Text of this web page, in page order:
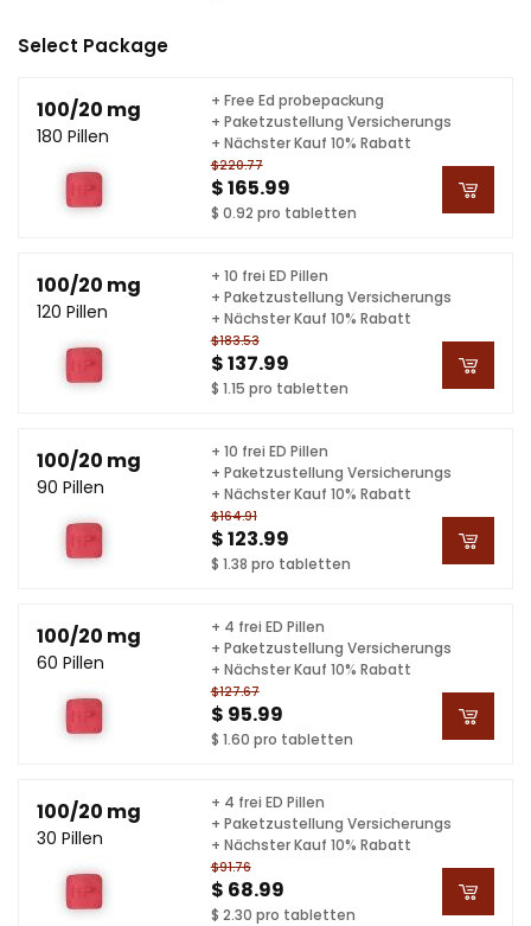
Select Package
100/20 mg
180 Pillen
$220.77
$ 165.99
$ 0.92 pro tabletten
+ Free Ed probepackung
+ Paketzustellung Versicherungs
+ Nächster Kauf 10% Rabatt
100/20 mg
120 Pillen
$183.53
$ 137.99
$ 1.15 pro tabletten
+ 10 frei ED Pillen
+ Paketzustellung Versicherungs
+ Nächster Kauf 10% Rabatt
100/20 mg
90 Pillen
$164.91
$ 123.99
$ 1.38 pro tabletten
+ 10 frei ED Pillen
+ Paketzustellung Versicherungs
+ Nächster Kauf 10% Rabatt
100/20 mg
60 Pillen
$127.67
$ 95.99
$ 1.60 pro tabletten
+ 4 frei ED Pillen
+ Paketzustellung Versicherungs
+ Nächster Kauf 10% Rabatt
100/20 mg
30 Pillen
$91.76
$ 68.99
$ 2.30 pro tabletten
+ 4 frei ED Pillen
+ Paketzustellung Versicherungs
+ Nächster Kauf 10% Rabatt